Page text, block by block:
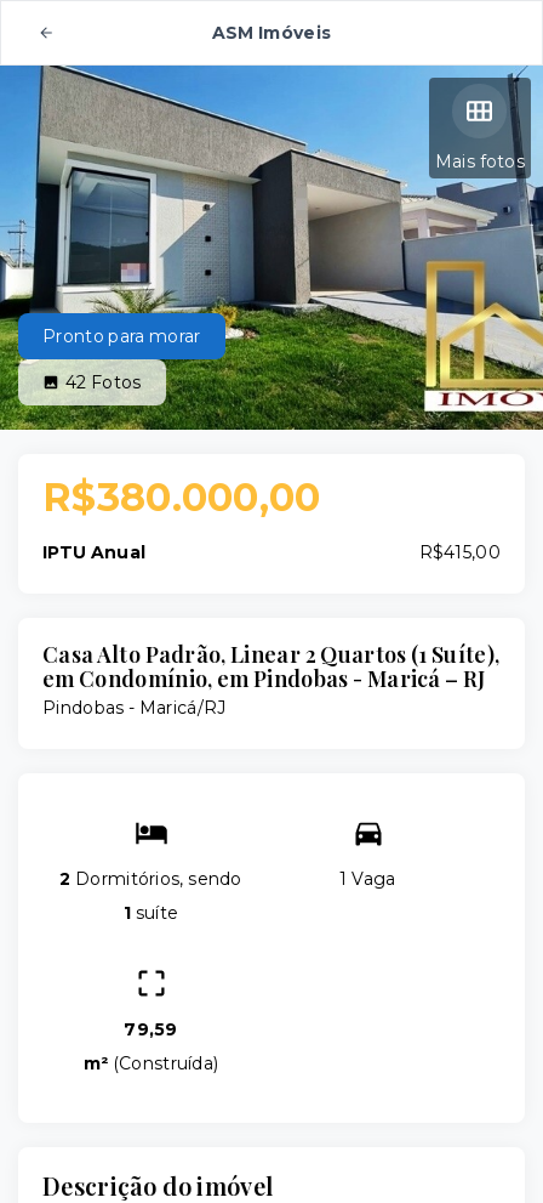
ASM Imóveis
Mais fotos
Pronto para morar
42 Fotos
R$380.000,00
IPTU Anual R$415,00
Casa Alto Padrão, Linear 2 Quartos (1 Suíte),
em Condomínio, em Pindobas - Maricá – RJ
Pindobas - Maricá/RJ
2 Dormitórios, sendo
1 suíte
1 Vaga
79,59
m² (Construída)
Descrição do imóvel